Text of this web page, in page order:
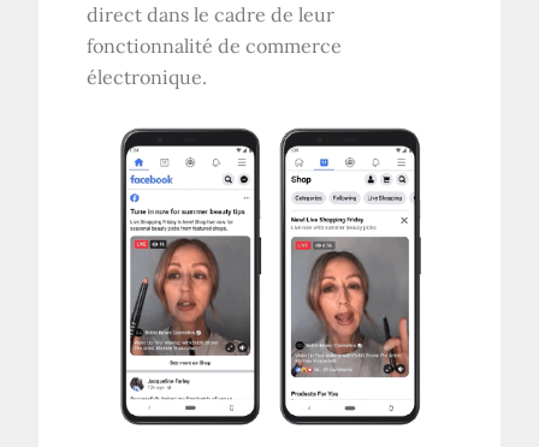
direct dans le cadre de leur
fonctionnalité de commerce
électronique.